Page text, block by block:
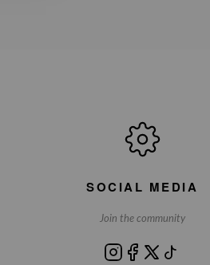
SOCIAL MEDIA
Join the community